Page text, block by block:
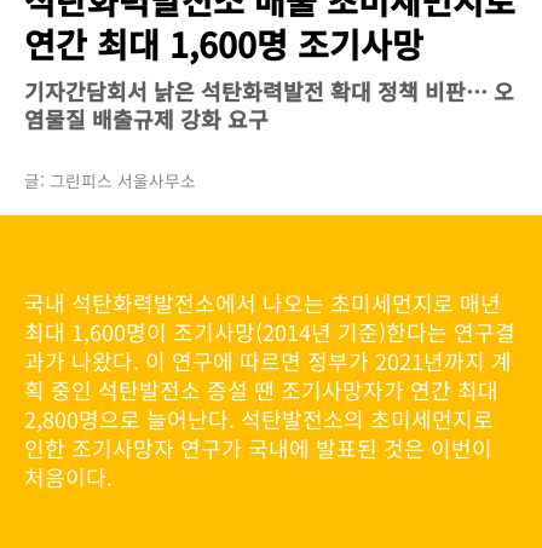
연간 최대 1,600명 조기사망
기자간담회서 낡은 석탄화력발전 확대 정책 비판… 오
염물질 배출규제 강화 요구
글: 그린피스 서울사무소
국내 석탄화력발전소에서 나오는 초미세먼지로 매년
최대 1,600명이 조기사망(2014년 기준)한다는 연구결
과가 나왔다. 이 연구에 따르면 정부가 2021년까지 계
획 중인 석탄발전소 증설 땐 조기사망자가 연간 최대
2,800명으로 늘어난다. 석탄발전소의 초미세먼지로
인한 조기사망자 연구가 국내에 발표된 것은 이번이
처음이다.